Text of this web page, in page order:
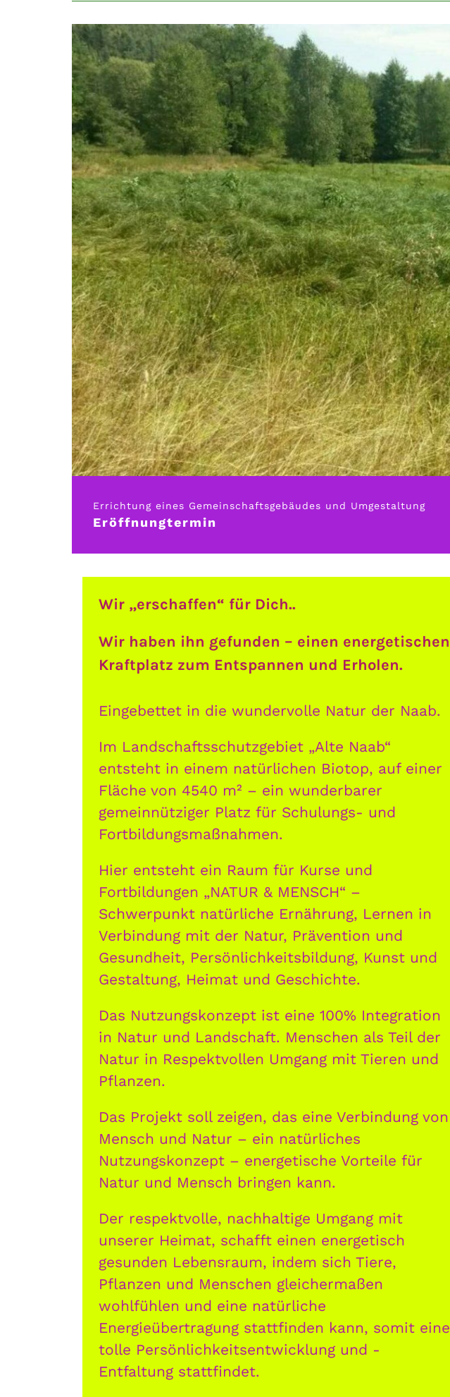
Errichtung eines Gemeinschaftsgebäudes und Umgestaltung
Eröffnungtermin
Wir „erschaffen“ für Dich..
Wir haben ihn gefunden – einen energetischen
Kraftplatz zum Entspannen und Erholen.
Eingebettet in die wundervolle Natur der Naab.
Im Landschaftsschutzgebiet „Alte Naab“
entsteht in einem natürlichen Biotop, auf einer
Fläche von 4540 m² – ein wunderbarer
gemeinnütziger Platz für Schulungs- und
Fortbildungsmaßnahmen.
Hier entsteht ein Raum für Kurse und
Fortbildungen „NATUR & MENSCH“ –
Schwerpunkt natürliche Ernährung, Lernen in
Verbindung mit der Natur, Prävention und
Gesundheit, Persönlichkeitsbildung, Kunst und
Gestaltung, Heimat und Geschichte.
Das Nutzungskonzept ist eine 100% Integration
in Natur und Landschaft. Menschen als Teil der
Natur in Respektvollen Umgang mit Tieren und
Pflanzen.
Das Projekt soll zeigen, das eine Verbindung von
Mensch und Natur – ein natürliches
Nutzungskonzept – energetische Vorteile für
Natur und Mensch bringen kann.
Der respektvolle, nachhaltige Umgang mit
unserer Heimat, schafft einen energetisch
gesunden Lebensraum, indem sich Tiere,
Pflanzen und Menschen gleichermaßen
wohlfühlen und eine natürliche
Energieübertragung stattfinden kann, somit eine
tolle Persönlichkeitsentwicklung und -
Entfaltung stattfindet.